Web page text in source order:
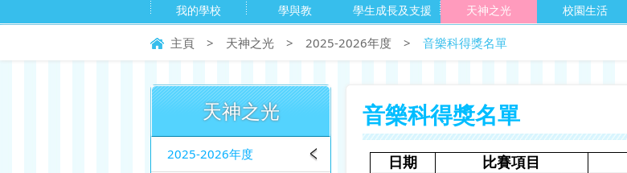
我的學校 學與教 學生成長及支援 天神之光 校園生活
主頁 > 天神之光 > 2025-2026年度 > 音樂科得獎名單
音樂科得獎名單
日期 比賽項目
天神之光
2025-2026年度